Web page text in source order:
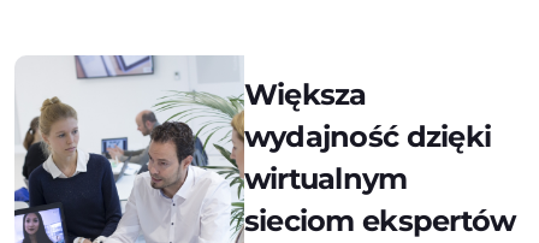
Większa
wydajność dzięki
wirtualnym
sieciom ekspertów